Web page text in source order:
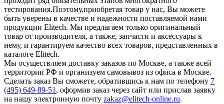
тестирования.Поэтому,приобретая товар у нас, Вы можете
быть уверены в качестве и надежности поставляемой нами
продукции Elitech. Мы предлагаем только оригинальный
товар от производителя, а также, запчасти и аксессуары к
нему, и гарантируем качество всех товаров, представленных в
каталоге Elitech.
Мы осуществляем доставку заказов по Москве, а также всей
территории РФ и организуем самовывоз из офиса в Москве.
Сделать заказ Вы сможете, обратившись к нам по телефону 7
(495) 649-89-51 , оформив заказ через сайт или прислав заявку
на нашу электронную почту zakaz@elitech-online.ru.